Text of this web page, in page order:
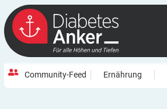
Community-Feed Ernährung